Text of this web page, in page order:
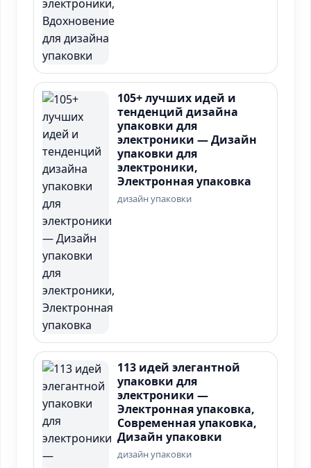
105+ лучших идей и
тенденций дизайна
упаковки для
электроники — Дизайн
упаковки для
электроники,
Электронная упаковка
дизайн упаковки
113 идей элегантной
упаковки для
электроники —
Электронная упаковка,
Современная упаковка,
Дизайн упаковки
дизайн упаковки